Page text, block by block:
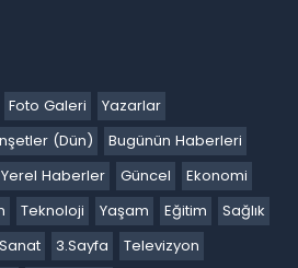
Foto Galeri
Yazarlar
(Dün)
Bugünün Haberleri
Yerel Haberler Güncel
Ekonomi
Teknoloji Yaşam Eğitim
Sağlık
3.Sayfa
Televizyon